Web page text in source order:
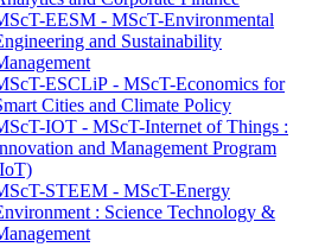
EESM - MScT-Environmental
and Sustainability
ESCLiP - MScT-Economics for
Cities and Climate Policy
IOT - MScT-Internet of Things :
and Management Program
STEEM - MScT-Energy
: Science Technology &